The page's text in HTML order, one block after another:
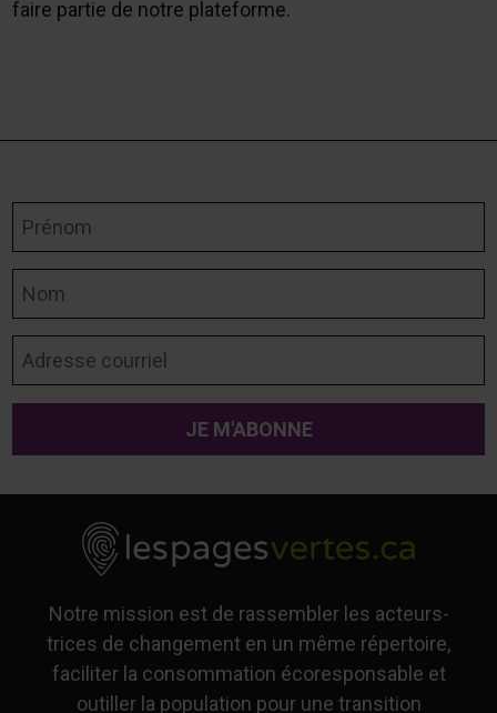
faire partie de notre plateforme.
Notre mission est de rassembler les acteurs-
trices de changement en un même répertoire,
faciliter la consommation écoresponsable et
outiller la population pour une transition